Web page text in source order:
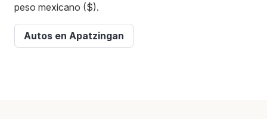
peso mexicano ($).
Autos en Apatzingan